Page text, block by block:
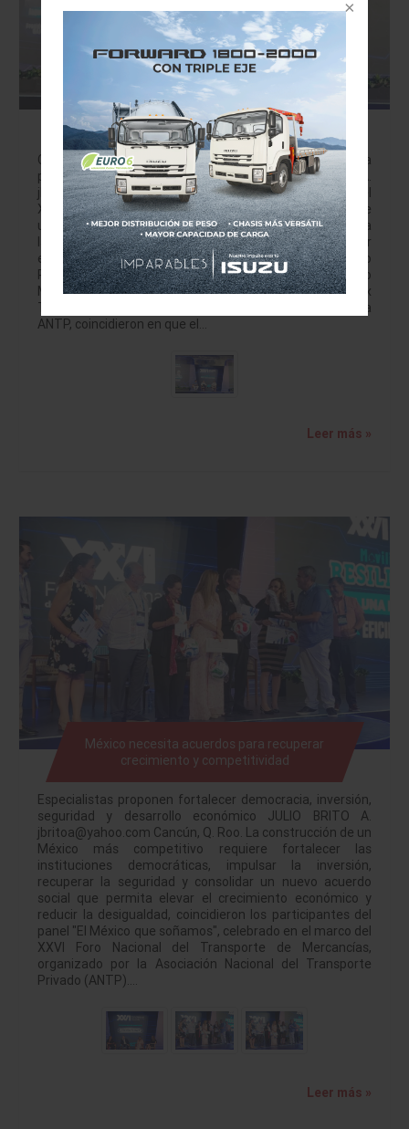
Unidad empresarial fortalecerá resiliencia del
transporte
Canacar, Concamin y ANTP plantean agenda conjunta
para impulsar competitividad JULIO BRITO A.
jbritoa@yahoo.com Cancún, Q. Roo. El último panel del
XXVI Foro Nacional del Transporte de Mercancías no fue
un espacio para diagnósticos aislados, sino un llamado a
la acción. Frente a un auditorio integrado por
empresarios, transportistas y autoridades, Augusto
Ramos Melo, presidente nacional de Canacar; Alejandro
Malagón Barragán, presidente de Concamin, y Alex
Theissen Long, presidente de la Mesa Directiva de la
ANTP, coincidieron en que el…
Leer más »
México necesita acuerdos para recuperar
crecimiento y competitividad
Especialistas proponen fortalecer democracia, inversión,
seguridad y desarrollo económico JULIO BRITO A.
jbritoa@yahoo.com Cancún, Q. Roo. La construcción de un
México más competitivo requiere fortalecer las
instituciones democráticas, impulsar la inversión,
recuperar la seguridad y consolidar un nuevo acuerdo
social que permita elevar el crecimiento económico y
reducir la desigualdad, coincidieron los participantes del
panel "El México que soñamos", celebrado en el marco del
XXVI Foro Nacional del Transporte de Mercancías,
organizado por la Asociación Nacional del Transporte
Privado (ANTP).…
Leer más »